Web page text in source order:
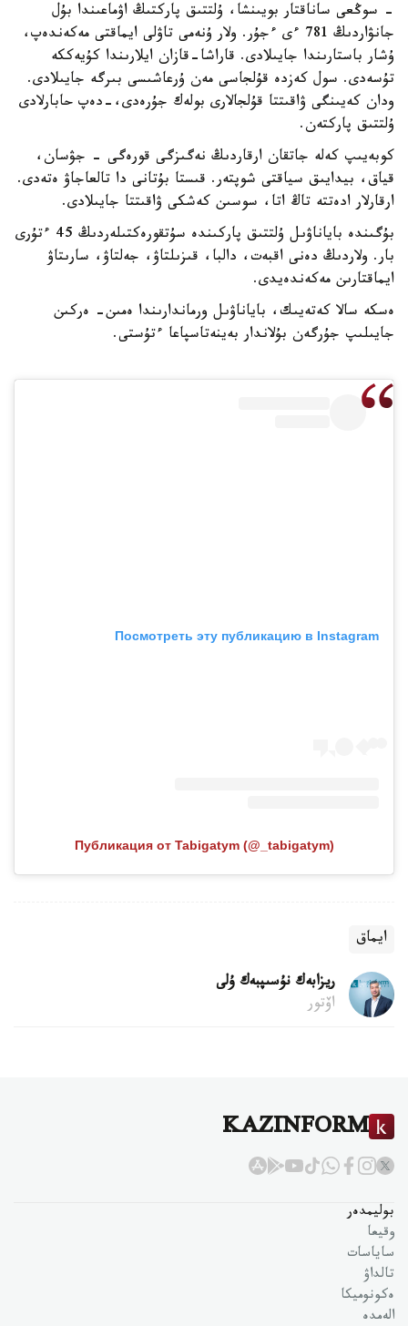
- سوڭعى ساناقتار بويىنشا، ۇلتتىق پاركتىڭ اۋماعىندا بۇل
جانۋاردىڭ 781 ءى ءجۇر. ولار ۇنەمى تاۋلى ايماقتى مەكەندەپ،
ۇشار باستارىندا جايىلادى. قاراشا-قازان ايلارىندا كۇيەككە
تۇسەدى. سول كەزدە قۇلجاسى مەن ۇرعاشىسى بىرگە جايىلادى.
ودان كەيىنگى ۋاقىتتا قۇلجالارى بولەك جۇرەدى،-دەپ حابارلادى
ۇلتتىق پاركتەن.
كوبەيىپ كەلە جاتقان ارقاردىڭ نەگىزگى قورەگى - جۋسان،
قياق، بيدايىق سياقتى شوپتەر. قىستا بۇتانى دا تالعاجاۋ ەتەدى.
ارقارلار ادەتتە تاڭ اتا، سوسىن كەشكى ۋاقىتتا جايىلادى.
بۇگىندە باياناۋىل ۇلتتىق پاركىندە سۇتقورەكتىلەردىڭ 45 ءتۇرى
بار. ولاردىڭ دەنى اقبەت، دالبا، قىزىلتاۋ، جەلتاۋ، سارىتاۋ
ايماقتارىن مەكەندەيدى.
ەسكە سالا كەتەيىك، باياناۋىل ورماندارىندا ەمىن- ەركىن
جايىلىپ جۇرگەن بۇلاندار بەينەتاسپاعا ءتۇستى.
Посмотреть эту публикацию в Instagram
Публикация от Tabigatym (@_tabigatym)
ايماق
ريزابەك نۇسىپبەك ۇلى
اۆتور
KAZINFORM
بوليمدەر
وقيعا
ساياسات
تالداۋ
ەكونوميكا
الەمدە